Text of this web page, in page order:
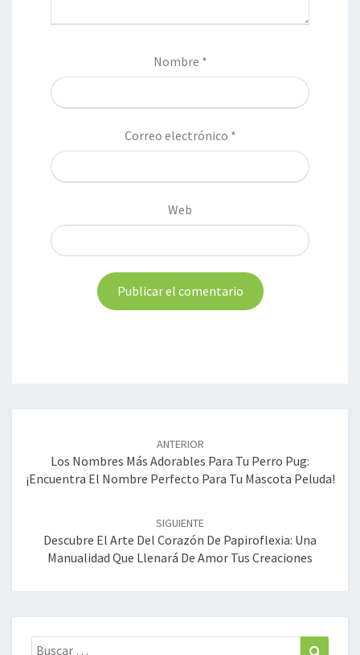
Nombre *
Correo electrónico *
Web
entradas
ANTERIOR
Los Nombres Más Adorables Para Tu Perro Pug:
¡Encuentra El Nombre Perfecto Para Tu Mascota Peluda!
SIGUIENTE
Descubre El Arte Del Corazón De Papiroflexia: Una
Manualidad Que Llenará De Amor Tus Creaciones
Buscar: